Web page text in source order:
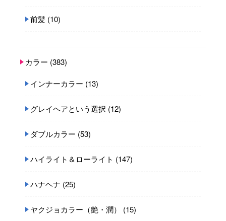
前髪 (10)
カラー (383)
インナーカラー (13)
グレイヘアという選択 (12)
ダブルカラー (53)
ハイライト＆ローライト (147)
ハナヘナ (25)
ヤクジョカラー（艶・潤） (15)